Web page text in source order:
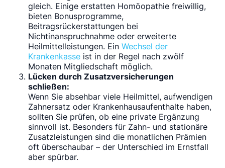
gleich. Einige erstatten Homöopathie freiwillig,
bieten Bonusprogramme,
Beitragsrückerstattungen bei
Nichtinanspruchnahme oder erweiterte
Heilmittelleistungen. Ein Wechsel der
Krankenkasse ist in der Regel nach zwölf
Monaten Mitgliedschaft möglich.
Lücken durch Zusatzversicherungen
schließen:
Wenn Sie absehbar viele Heilmittel, aufwendigen
Zahnersatz oder Krankenhausaufenthalte haben,
sollten Sie prüfen, ob eine private Ergänzung
sinnvoll ist. Besonders für Zahn- und stationäre
Zusatzleistungen sind die monatlichen Prämien
oft überschaubar – der Unterschied im Ernstfall
aber spürbar.